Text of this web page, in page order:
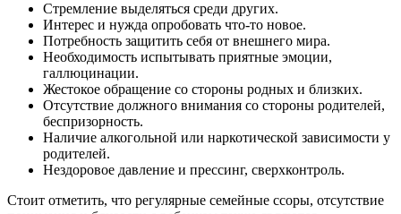
Стремление выделяться среди других.
Интерес и нужда опробовать что-то новое.
Потребность защитить себя от внешнего мира.
Необходимость испытывать приятные эмоции,
галлюцинации.
Жестокое обращение со стороны родных и близких.
Отсутствие должного внимания со стороны родителей,
беспризорность.
Наличие алкогольной или наркотической зависимости у
родителей.
Нездоровое давление и прессинг, сверхконтроль.
Стоит отметить, что регулярные семейные ссоры, отсутствие